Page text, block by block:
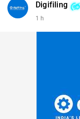
#vlikevn #titanbot
Digifiling
1 h